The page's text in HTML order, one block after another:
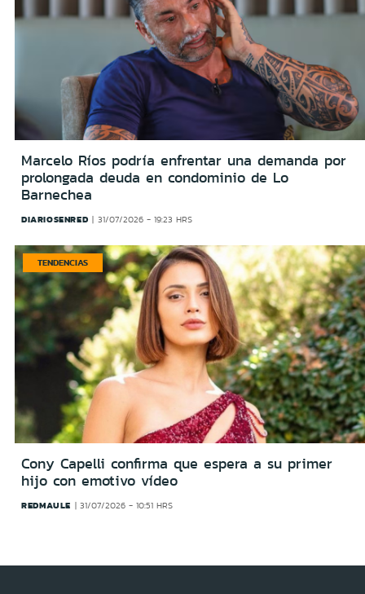
Marcelo Ríos podría enfrentar una demanda por
prolongada deuda en condominio de Lo
Barnechea
DIARIOSENRED 31/07/2026 - 19:23 HRS
TENDENCIAS
Cony Capelli confirma que espera a su primer
hijo con emotivo vídeo
REDMAULE 31/07/2026 - 10:51 HRS